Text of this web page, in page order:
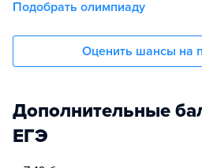
Подобрать олимпиаду
Оценить шансы на
Дополнительные
ЕГЭ